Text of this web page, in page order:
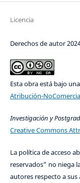
Licencia
Derechos de autor
Esta obra está bajo
Atribución-
Investigación y
Creative Commons
La política de acceso
reservados” no niega
autores respecto a